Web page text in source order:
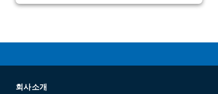
회사소개